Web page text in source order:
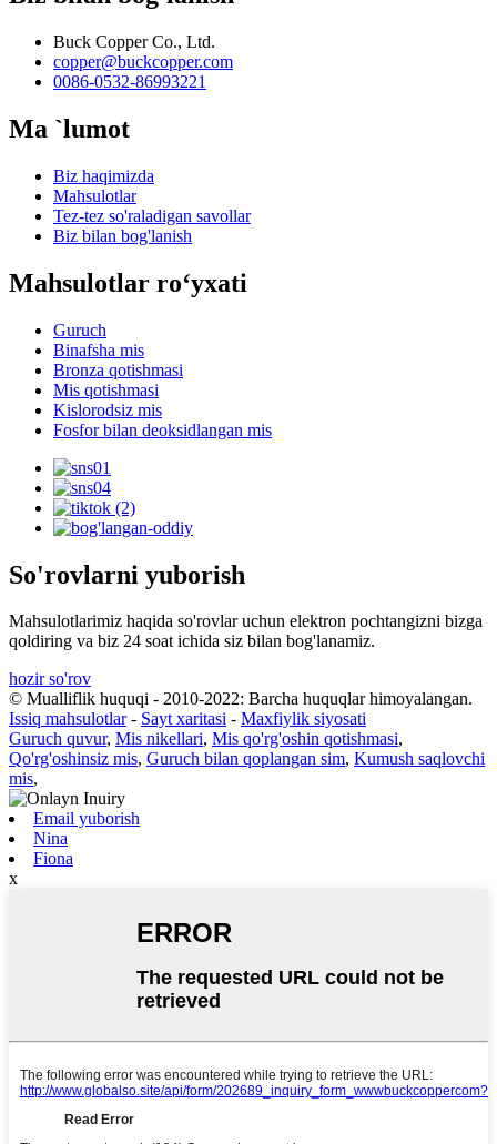
Buck Copper Co., Ltd.
copper@buckcopper.com
0086-0532-86993221
Ma `lumot
Biz haqimizda
Mahsulotlar
Tez-tez so'raladigan savollar
Biz bilan bog'lanish
Mahsulotlar roʻyxati
Guruch
Binafsha mis
Bronza qotishmasi
Mis qotishmasi
Kislorodsiz mis
Fosfor bilan deoksidlangan mis
So'rovlarni yuborish
Mahsulotlarimiz haqida so'rovlar uchun elektron pochtangizni bizga
qoldiring va biz 24 soat ichida siz bilan bog'lanamiz.
hozir so'rov
© Mualliflik huquqi - 2010-2022: Barcha huquqlar himoyalangan.
Issiq mahsulotlar- Sayt xaritasi - Maxfiylik siyosati
Guruch quvur, Mis nikellari, Mis qo'rg'oshin qotishmasi,
Qo'rg'oshinsiz mis, Guruch bilan qoplangan sim, Kumush saqlovchi
mis,
Email yuborish
Nina
Fiona
x